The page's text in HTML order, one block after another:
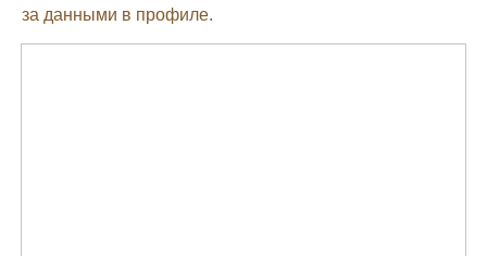
за данными в профиле.